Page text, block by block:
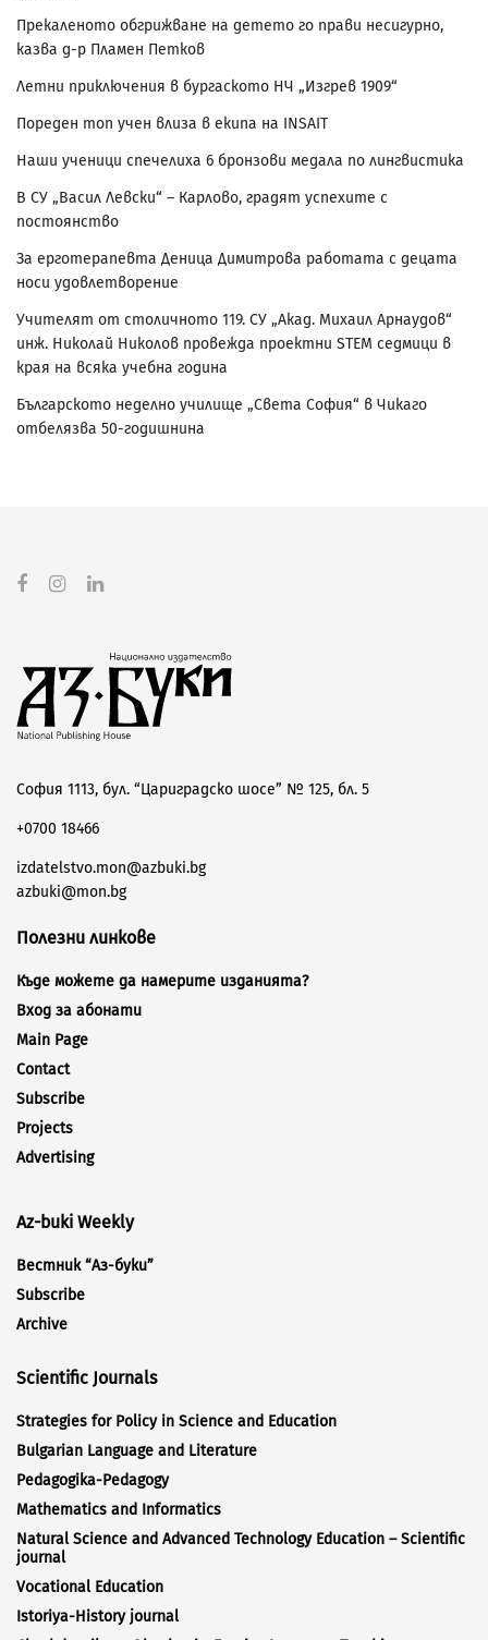
Прекаленото обгрижване на детето го прави несигурно,
казва д-р Пламен Петков
Летни приключения в бургаското НЧ „Изгрев 1909“
Пореден топ учен влиза в екипа на INSAIT
Наши ученици спечелиха 6 бронзови медала по лингвистика
В СУ „Васил Левски“ – Карлово, градят успехите с
постоянство
За ерготерапевта Деница Димитрова работата с децата
носи удовлетворение
Учителят от столичното 119. СУ „Акад. Михаил Арнаудов“
инж. Николай Николов провежда проектни STEM седмици в
края на всяка учебна година
Българското неделно училище „Света София“ в Чикаго
отбелязва 50-годишнина
София 1113, бул. “Цариградско шосе” № 125, бл. 5
+0700 18466
izdatelstvo.mon@azbuki.bg
azbuki@mon.bg
Полезни линкове
Къде можете да намерите изданията?
Вход за абонати
Main Page
Contact
Subscribe
Projects
Advertising
Az-buki Weekly
Вестник “Аз-буки”
Subscribe
Archive
Scientific Journals
Strategies for Policy in Science and Education
Bulgarian Language and Literature
Pedagogika-Pedagogy
Mathematics and Informatics
Natural Science and Advanced Technology Education – Scientific
journal
Vocational Education
Istoriya-History journal